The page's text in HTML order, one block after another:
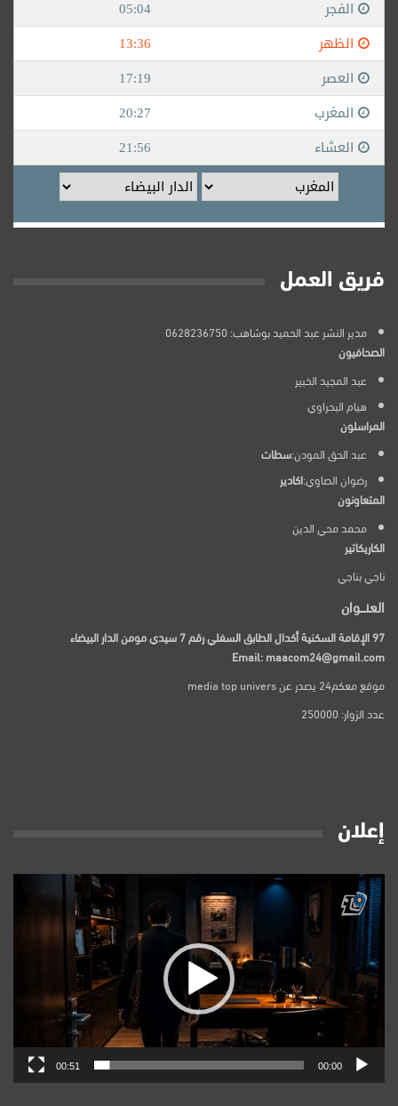
فريق العمل
مدير النشر عبد الحميد بوشاهب: 0628236750
الصحافيون
عبد المجيد الخبير
هيام البحراوي
المراسلون
عبد الحق المودن:سطات
رضوان الصاوي:اكادير
المتعاونون
محمد محي الدين
الكاريكاتير
ناجي بناجي
العنـــوان
97 الإقامة السكنية أكدال الطابق السفلي رقم 7 سيدي مومن الدار البيضاء
Email: maacom24@gmail.com
موقع معكم24 يصدر عن media top univers
عدد الزوار: 250000
إعلان
مشغل
الفيديو
00:00
00:51